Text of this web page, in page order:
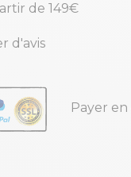
de 149€
d'avis
Payer en